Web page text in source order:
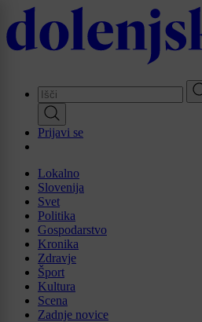
Skip
to
main
Prijavi se
Lokalno
Slovenija
Svet
Politika
Gospodarstvo
Kronika
Zdravje
Šport
Kultura
Scena
Zadnje novice